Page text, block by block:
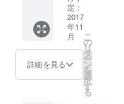
け】 ク
ラファ
ンの伝
道師
「清川
かおり
さん」
によ
定：
2017
年11
月
詳細を見る
こ
の
リ
タ
ー
ン
を
選
択
す
る